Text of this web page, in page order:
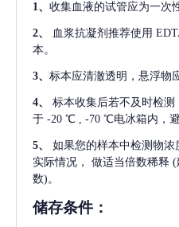
1、 收集血液的试管应为一次
2、 血浆抗凝剂推荐使用
本。
3、 标本应清澈透明，悬浮物
4、
标本收集后若不及时检
于 -20 ℃ , -70 ℃电冰箱内，避
5、
如果您的样本中检测物
实际情况，
做适当倍数稀释 (
数)。
储存条件：